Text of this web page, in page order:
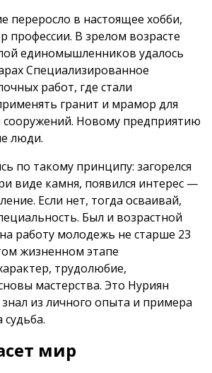
переросло в настоящее хобби,
профессии. В зрелом возрасте
единомышленников удалось
Специализированное
работ, где стали
гранит и мрамор для
сооружений. Новому предприятию
люди.
по такому принципу: загорелся
виде камня, появился интерес —
Если нет, тогда осваивай,
Был и возрастной
работу молодежь не старше 23
жизненном этапе
трудолюбие,
мастерства. Это Нуриян
из личного опыта и примера
судьба.
мир